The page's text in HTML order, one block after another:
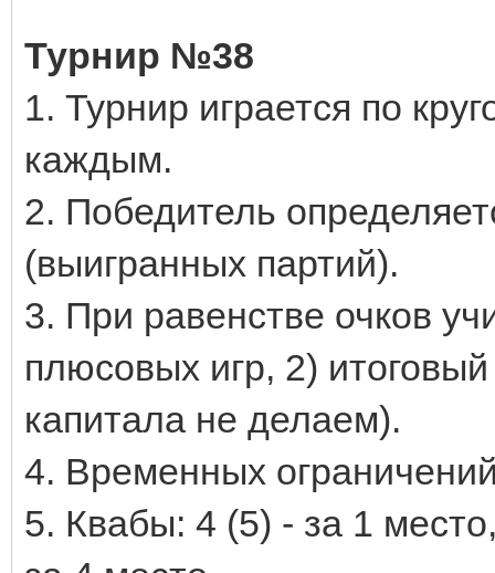
Турнир №38
1. Турнир играется по
каждым.
2. Победитель
(выигранных партий).
3. При равенстве очков
плюсовых игр, 2)
капитала не делаем).
4. Временных
5. Квабы: 4 (5) - за 1